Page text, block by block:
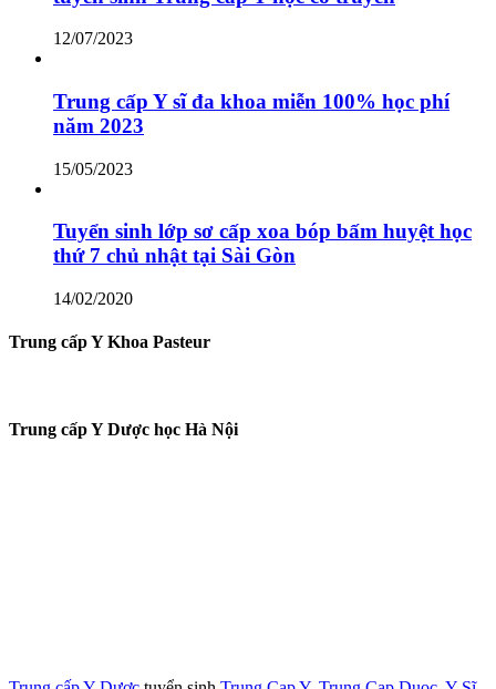
12/07/2023
Trung cấp Y sĩ đa khoa miễn 100% học phí
năm 2023
15/05/2023
Tuyển sinh lớp sơ cấp xoa bóp bấm huyệt học
thứ 7 chủ nhật tại Sài Gòn
14/02/2020
Trung cấp Y Khoa Pasteur
Trung cấp Y Dược học Hà Nội